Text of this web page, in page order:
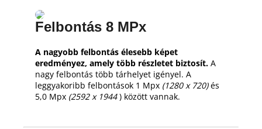
Felbontás 8 MPx
A nagyobb felbontás élesebb képet
eredményez, amely több részletet biztosít. A
nagy felbontás több tárhelyet igényel. A
leggyakoribb felbontások 1 Mpx (1280 x 720)és
5,0 Mpx (2592 x 1944) között vannak.